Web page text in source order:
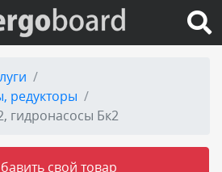
редукторы
гидронасосы Бк2
свой товар